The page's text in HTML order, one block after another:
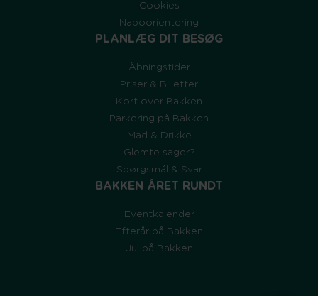
Cookies
Naboorientering
PLANLÆG DIT BESØG
Åbningstider
Priser & Billetter
Kort over Bakken
Parkering på Bakken
Mad & Drikke
Glemte sager?
Spørgsmål & Svar
BAKKEN ÅRET RUNDT
Eventkalender
Efterår på Bakken
Jul på Bakken